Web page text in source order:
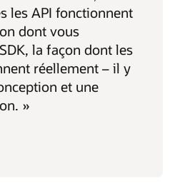
les API fonctionnent
dont vous
la façon dont les
réellement – il y
et une
»